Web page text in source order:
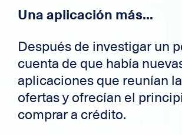
Una aplicación más...
Después de investigar un
cuenta de que había
aplicaciones que reunían
ofertas y ofrecían el
comprar a crédito.